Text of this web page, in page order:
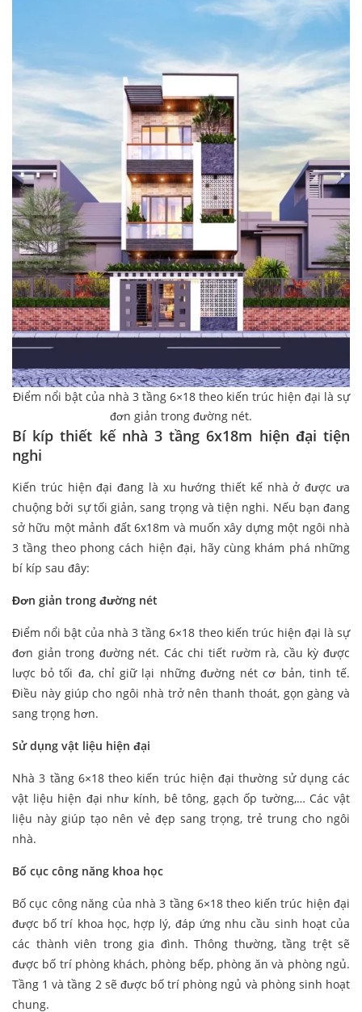
Điểm nổi bật của nhà 3 tầng 6×18 theo kiến trúc hiện đại là sự
đơn giản trong đường nét.
Bíkíp thiết kế nhà 3 tầng 6x18m hiện đại tiện
nghi
Kiến trúc hiện đại đang là xu hướng thiết kế nhà ở được ưa
chuộng bởi sự tối giản, sang trọng và tiện nghi. Nếu bạn đang
sở hữu một mảnh đất 6x18m và muốn xây dựng một ngôi nhà
3 tầng theo phong cách hiện đại, hãy cùng khám phá những
bí kíp sau đây:
Đơn giản trong đường nét
Điểm nổi bật của nhà 3 tầng 6×18 theo kiến trúc hiện đại là sự
đơn giản trong đường nét. Các chi tiết rườm rà, cầu kỳ được
lược bỏ tối đa, chỉ giữ lại những đường nét cơ bản, tinh tế.
Điều này giúp cho ngôi nhà trở nên thanh thoát, gọn gàng và
sang trọng hơn.
Sử dụng vật liệu hiện đại
Nhà 3 tầng 6×18 theo kiến trúc hiện đại thường sử dụng các
vật liệu hiện đại như kính, bê tông, gạch ốp tường,… Các vật
liệu này giúp tạo nên vẻ đẹp sang trọng, trẻ trung cho ngôi
nhà.
Bố cục công năng khoa học
Bố cục công năng của nhà 3 tầng 6×18 theo kiến trúc hiện đại
được bố trí khoa học, hợp lý, đáp ứng nhu cầu sinh hoạt của
các thành viên trong gia đình. Thông thường, tầng trệt sẽ
được bố trí phòng khách, phòng bếp, phòng ăn và phòng ngủ.
Tầng 1 và tầng 2 sẽ được bố trí phòng ngủ và phòng sinh hoạt
chung.